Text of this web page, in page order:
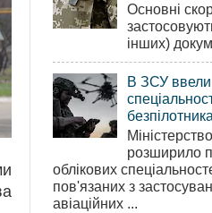
Основні
інших)
В ЗСУ ввели
розширило
облікових
пов'язаних з
авіаційних ...